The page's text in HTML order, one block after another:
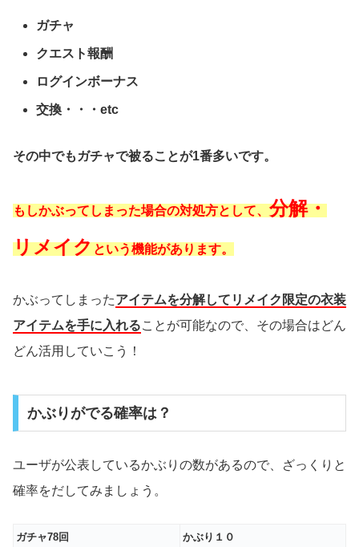
ガチャ
クエスト報酬
ログインボーナス
交換・・・etc
その中でもガチャで被ることが1番多いです。
もしかぶってしまった場合の対処方として、 分解・
リメイクという機能があります。
かぶってしまったアイテムを分解してリメイク限定の衣装
アイテムを手に入れることが可能なので、その場合はどん
どん活用していこう！
かぶりがでる確率は？
ユーザが公表しているかぶりの数があるので、ざっくりと
確率をだしてみましょう。
ガチャ78回 かぶり１０